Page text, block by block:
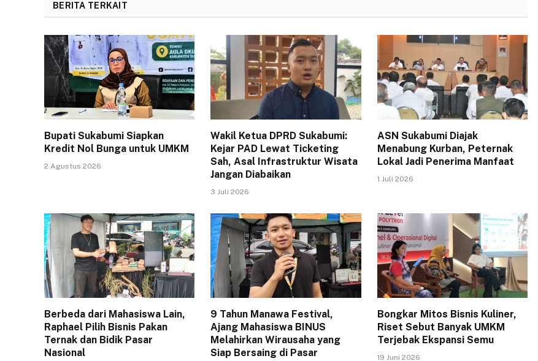
BERITA TERKAIT
Bupati Sukabumi Siapkan
Kredit Nol Bunga untuk UMKM
2 Agustus 2026
Wakil Ketua DPRD Sukabumi:
Kejar PAD Lewat Ticketing
Sah, Asal Infrastruktur Wisata
Jangan Diabaikan
3 Juli 2026
ASN Sukabumi Diajak
Menabung Kurban, Peternak
Lokal Jadi Penerima Manfaat
1 Juli 2026
Berbeda dari Mahasiswa Lain,
Raphael Pilih Bisnis Pakan
Ternak dan Bidik Pasar
Nasional
9 Tahun Manawa Festival,
Ajang Mahasiswa BINUS
Melahirkan Wirausaha yang
Siap Bersaing di Pasar
Bongkar Mitos Bisnis Kuliner,
Riset Sebut Banyak UMKM
Terjebak Ekspansi Semu
19 Juni 2026